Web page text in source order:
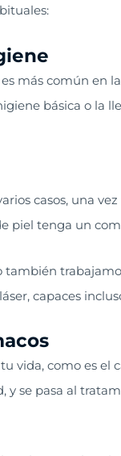
más común en
básica o la
casos, una
piel tenga un
también
capaces
vida, como es el
y se pasa al